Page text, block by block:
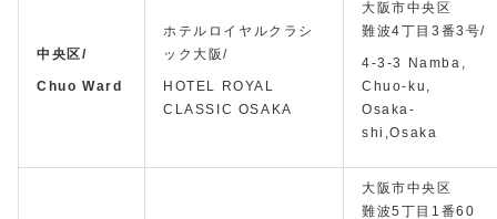
中央区/
Chuo Ward
ホテルロイヤルクラシ
ック大阪/
HOTEL ROYAL
CLASSIC OSAKA
大阪市中央区
難波4丁目3番3号/
4-3-3 Namba,
Chuo-ku,
Osaka-
shi,Osaka
大阪市中央区
難波5丁目1番60